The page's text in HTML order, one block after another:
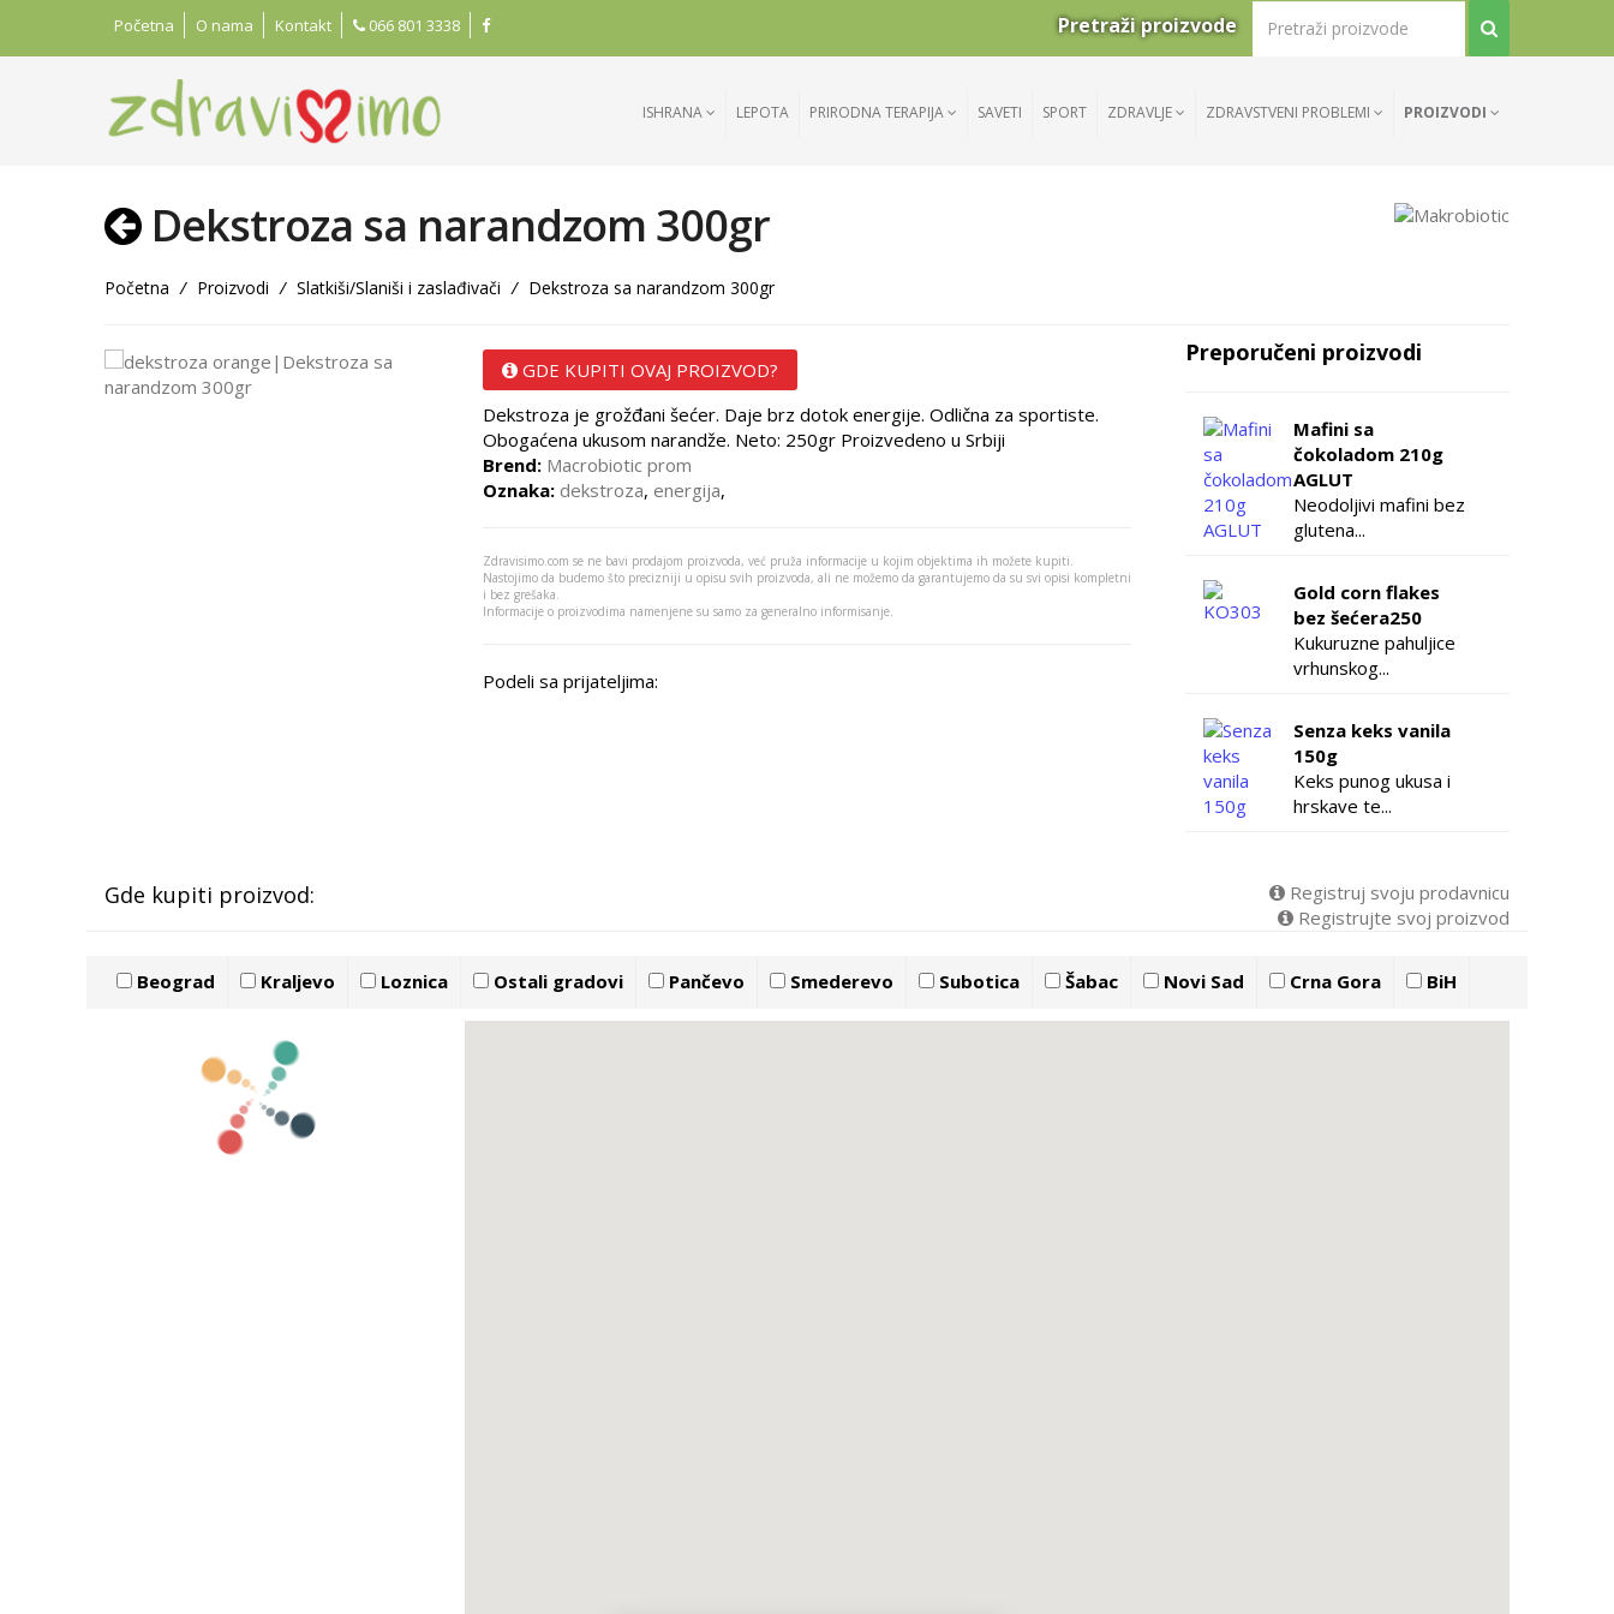
Početna O nama Kontakt 066 801 3338 Pretraži proizvode
ISHRANA LEPOTA PRIRODNA TERAPIJA SAVETI SPORT ZDRAVLJE ZDRAVSTVENI PROBLEMI PROIZVODI
Dekstroza sa narandzom 300gr
Početna / Proizvodi / Slatkiši/Slaniši i zaslađivači / Dekstroza sa narandzom 300gr
GDE KUPITI OVAJ PROIZVOD?
Dekstroza je grožđani šećer. Daje brz dotok energije. Odlična za sportiste.
Obogaćena ukusom narandže. Neto: 250gr Proizvedeno u Srbiji
Brend: Macrobiotic prom
Oznaka: dekstroza, energija,
Zdravisimo.com se ne bavi prodajom proizvoda, već pruža informacije u kojim objektima ih možete kupiti.
Nastojimo da budemo što precizniji u opisu svih proizvoda, ali ne možemo da garantujemo da su svi opisi kompletni
i bez grešaka.
Informacije o proizvodima namenjene su samo za generalno informisanje.
Podeli sa prijateljima:
Preporučeni proizvodi
Mafini sa
čokoladom 210g
AGLUT
Neodoljivi mafini bez
glutena...
Gold corn flakes
bez šećera250
Kukuruzne pahuljice
vrhunskog...
Senza keks vanila
150g
Keks punog ukusa i
hrskave te...
Gde kupiti proizvod:
Registruj svoju prodavnicu
Registrujte svoj proizvod
Beograd Kraljevo Loznica Ostali gradovi Pančevo Smederevo Subotica Šabac Novi Sad Crna Gora BiH